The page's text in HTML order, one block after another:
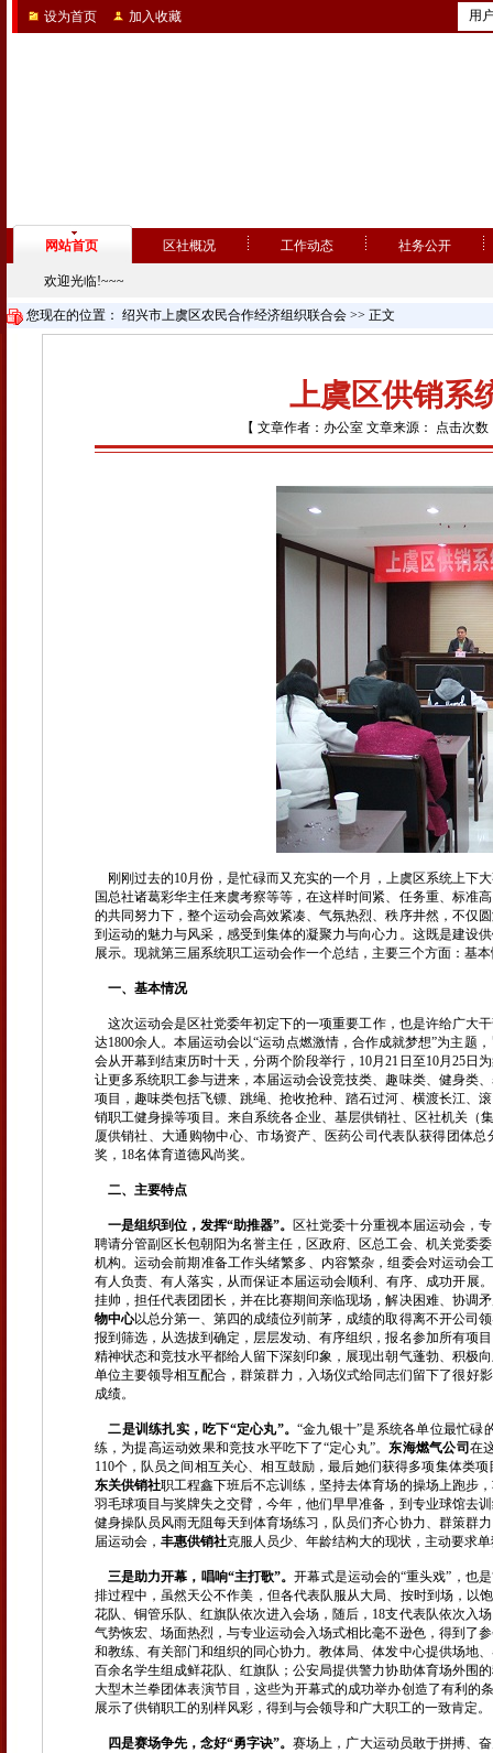
设为首页 加入收藏 用
网站首页 区社概况 工作动态 社务公开
欢迎光临!~~~
您现在的位置： 绍兴市上虞区农民合作经济组织联合会 >> 正文
上虞区供销系
【 文章作者：办公室 文章来源： 点击次
刚刚过去的10月份，是忙碌而又充实的一个月，上虞区系统上下
国总社诸葛彩华主任来虞考察等等，在这样时间紧、任务重、标准
的共同努力下，整个运动会高效紧凑、气氛热烈、秩序井然，不仅
到运动的魅力与风采，感受到集体的凝聚力与向心力。这既是建设
展示。现就第三届系统职工运动会作一个总结，主要三个方面：基
一、基本情况
这次运动会是区社党委年初定下的一项重要工作，也是许给广大
达1800余人。本届运动会以“运动点燃激情，合作成就梦想”为主题
会从开幕到结束历时十天，分两个阶段举行，10月21日至10月25日
让更多系统职工参与进来，本届运动会设竞技类、趣味类、健身类
项目，趣味类包括飞镖、跳绳、抢收抢种、踏石过河、横渡长江、
销职工健身操等项目。来自系统各企业、基层供销社、区社机关（
厦供销社、大通购物中心、市场资产、医药公司代表队获得团体
奖，18名体育道德风尚奖。
二、主要特点
一是组织到位，发挥“助推器”。
区社党委十分重视本届运动会，
聘请分管副区长包朝阳为名誉主任，区政府、区总工会、机关党委
机构。运动会前期准备工作头绪繁多、内容繁杂，组委会对运动会
有人负责、有人落实，从而保证本届运动会顺利、有序、成功开展
挂帅，担任代表团团长，并在比赛期间亲临现场，解决困难、协调
物中心以总分第一、第四的成绩位列前茅，成绩的取得离不开公司
报到筛选，从选拔到确定，层层发动、有序组织，报名参加所有项
精神状态和竞技水平都给人留下深刻印象，展现出朝气蓬勃、积极
单位主要领导相互配合，群策群力，入场仪式给同志们留下了很好
成绩。
二是训练扎实，吃下“定心丸”。 “金九银十”是系统各单位最忙碌
练，为提高运动效果和竞技水平吃下了“定心丸”。东海燃气公司 在
110个，队员之间相互关心、相互鼓励，最后她们获得多项集体类
东关供销社职工程鑫下班后不忘训练，坚持去体育场的操场上跑步
羽毛球项目与奖牌失之交臂，今年，他们早早准备，到专业球馆去
健身操队员风雨无阻每天到体育场练习，队员们齐心协力、群策群
届运动会， 丰惠供销社克服人员少、年龄结构大的现状，主动要求
三是助力开幕，唱响“主打歌”。开幕式是运动会的“重头戏”，也
排过程中，虽然天公不作美，但各代表队服从大局、按时到场，以
花队、铜管乐队、红旗队依次进入会场，随后，18支代表队依次入
气势恢宏、场面热烈，与专业运动会入场式相比毫不逊色，得到了
和教练、有关部门和组织的同心协力。教体局、体发中心提供场地
百余名学生组成鲜花队、红旗队；公安局提供警力协助体育场外围
大型木兰拳团体表演节目，这些为开幕式的成功举办创造了有利的
展示了供销职工的别样风彩，得到与会领导和广大职工的一致肯定。
四是赛场争先，念好“勇字诀”。赛场上，广大运动员敢于拼搏、